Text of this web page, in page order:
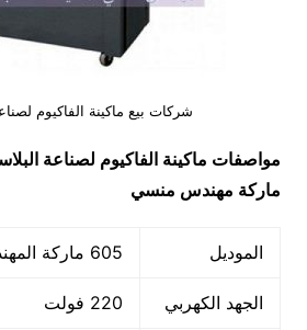
شركات بيع ماكينة الفاكيوم
مواصفات ماكينة الفاكيوم لصناعة
ماركة مهندس منسي
الموديل 605 ماركة المهندس منسي
الجهد الكهربي 220 فولت